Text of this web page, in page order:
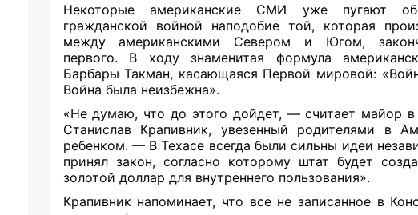
Некоторые американские СМИ уже пугают
гражданской войной наподобие той, которая
между американскими Севером и Югом,
первого. В ходу знаменитая формула
Барбары Такман, касающаяся Первой мировой:
Война была неизбежна».
«Не думаю, что до этого дойдет, — считает майор
Станислав Крапивник, увезенный родителями в
ребенком. — В Техасе всегда были сильны идеи
принял закон, согласно которому штат будет
золотой доллар для внутреннего пользования».
Крапивник напоминает, что все не записанное в